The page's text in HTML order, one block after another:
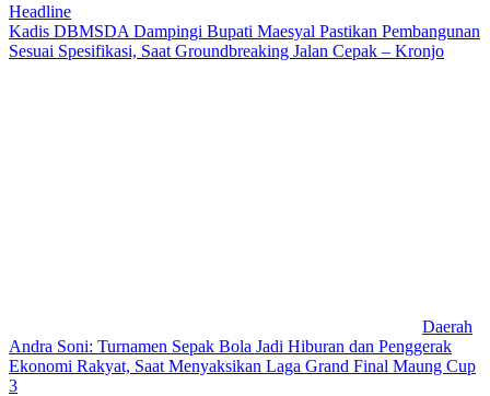
Headline
Kadis DBMSDA Dampingi Bupati Maesyal Pastikan Pembangunan
Sesuai Spesifikasi, Saat Groundbreaking Jalan Cepak – Kronjo
Daerah
Andra Soni: Turnamen Sepak Bola Jadi Hiburan dan Penggerak
Ekonomi Rakyat, Saat Menyaksikan Laga Grand Final Maung Cup
3